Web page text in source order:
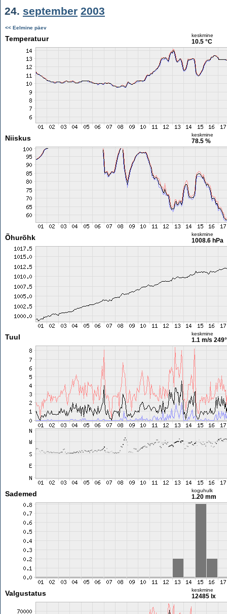
24. september 2003
<< Eelmine päev
Temperatuur keskmine
10.5 °C
Niiskus keskmine
78.5 %
Õhurõhk keskmine
1008.6 hPa
Tuul keskmine
1.1 m/s 249°
Sademed koguhulk
1.20 mm
Valgustatus keskmine
12485 lx